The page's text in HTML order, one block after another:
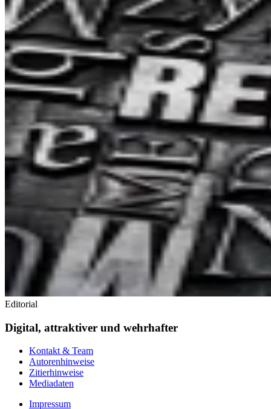
Editorial
Digital, attraktiver und wehrhafter
Kontakt & Team
Autorenhinweise
Zitierhinweise
Mediadaten
Impressum